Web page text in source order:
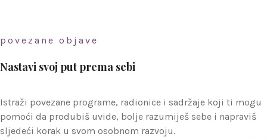
povezane objave
Nastavi svoj put prema sebi
Istraži povezane programe, radionice i sadržaje koji ti mogu
pomoći da produbiš uvide, bolje razumiješ sebe i napraviš
sljedeći korak u svom osobnom razvoju.